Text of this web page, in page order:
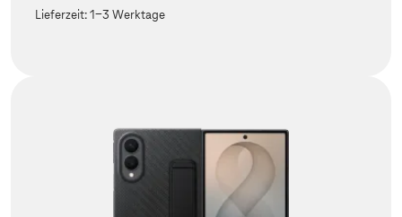
Lieferzeit:1-3 Werktage